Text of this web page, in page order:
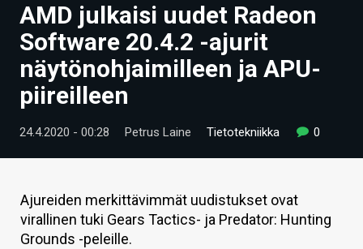
UUTISET
ARTIKKELIT
VIDEOT
TECHBBS
HINTA.FI
KAUPPA
AMD julkaisi uudet Radeon
Software 20.4.2 -ajurit
näytönohjaimilleen ja APU-
piireilleen
24.4.2020 - 00:28 Petrus Laine Tietotekniikka 0
Ajureiden merkittävimmät uudistukset ovat
virallinen tuki Gears Tactics- ja Predator: Hunting
Grounds -peleille.